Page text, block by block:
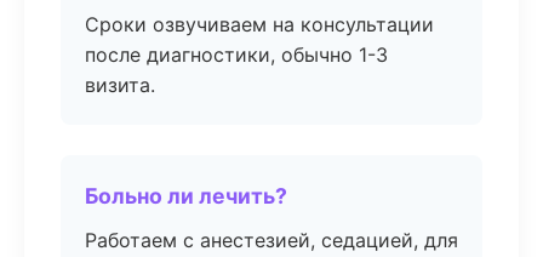
Сроки озвучиваем на консультации
после диагностики, обычно 1-3
визита.
Больно ли лечить?
Работаем с анестезией, седацией, для